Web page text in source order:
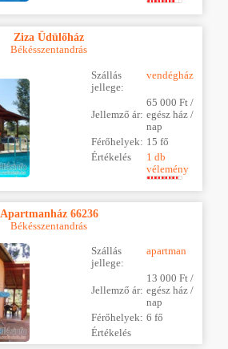
Ziza Üdülőház
Békésszentandrás
Szállás
jellege:
vendégház
Jellemző ár:
65 000 Ft /
egész ház /
nap
Férőhelyek: 15 fő
Értékelés
1 db
vélemény
Apartmanház 66236
Békésszentandrás
Szállás
jellege:
apartman
Jellemző ár:
13 000 Ft /
egész ház /
nap
Férőhelyek: 6 fő
Értékelés